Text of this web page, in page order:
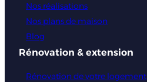
Nos réalisations
Nos plans de maison
Blog
Rénovation & extension
Rénovation de votre logement